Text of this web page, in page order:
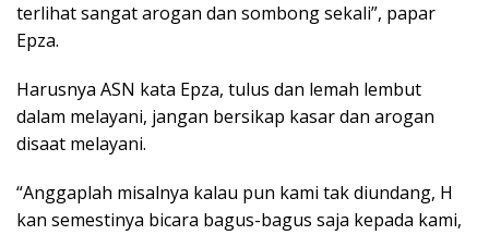
terlihat sangat arogan dan sombong sekali”, papar
Epza.
Harusnya ASN kata Epza, tulus dan lemah lembut
dalam melayani, jangan bersikap kasar dan arogan
disaat melayani.
“Anggaplah misalnya kalau pun kami tak diundang, H
kan semestinya bicara bagus-bagus saja kepada kami,